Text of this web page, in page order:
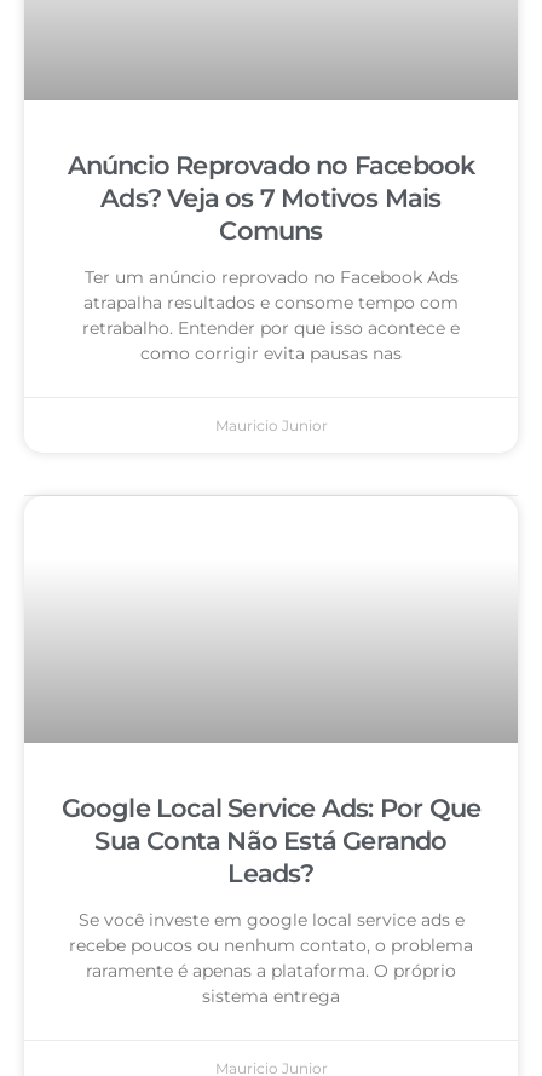
Anúncio Reprovado no Facebook
Ads? Veja os 7 Motivos Mais
Comuns
Ter um anúncio reprovado no Facebook Ads
atrapalha resultados e consome tempo com
retrabalho. Entender por que isso acontece e
como corrigir evita pausas nas
Mauricio Junior
Google Local Service Ads: Por Que
Sua Conta Não Está Gerando
Leads?
Se você investe em google local service ads e
recebe poucos ou nenhum contato, o problema
raramente é apenas a plataforma. O próprio
sistema entrega
Mauricio Junior